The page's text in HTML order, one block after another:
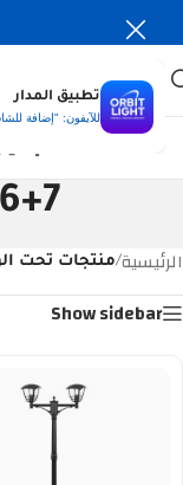
تطبيق المدار
للآيفون: "إضافة
الرئيسية/منتجات تحت الوسم “075-
Show sidebar